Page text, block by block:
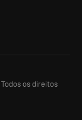
Todos os direitos